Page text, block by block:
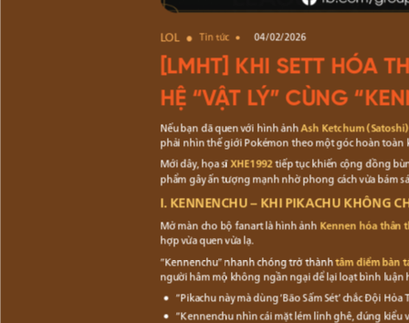
LOL Tin tức 04/02/2026
[LMHT] KHI SETT HÓA
HỆ “VẬT LÝ” CÙNG
Nếu bạn đã quen với hình ảnhAsh Ketchum (Satoshi)
phải nhìn thế giới Pokémon theo một góc hoàn toàn
Mới đây, họa sĩXHE1992tiếp tục khiến cộng đồng
phẩm gây ấn tượng mạnh nhờ phong cách vừa bám
I. KENNENCHU – KHI PIKACHU KHÔNG
Mở màn cho bộ fanart là hình ảnh Kennen hóa thân
hợp vừa quen vừa lạ.
“Kennenchu” nhanh chóng trở thànhtâm điểm bàn
người hâm mộ không ngần ngại để lại loạt bình luận
“Pikachu này mà dùng ‘Bão Sấm Sét’ chắc Đội
“Kennenchu nhìn cái mặt lém lỉnh ghê, đúng kiểu